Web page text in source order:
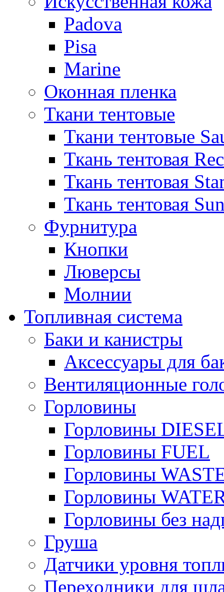
Padova
Pisa
Marine
Оконная пленка
Ткани тентовые
Ткани тентовые
Ткань тентовая
Ткань тентовая
Ткань тентовая
Фурнитура
Кнопки
Люверсы
Молнии
Топливная система
Баки и канистры
Аксессуары для
Вентиляционные
Горловины
Горловины
Горловины FUEL
Горловины
Горловины
Горловины без
Груша
Датчики уровня
Переходники для